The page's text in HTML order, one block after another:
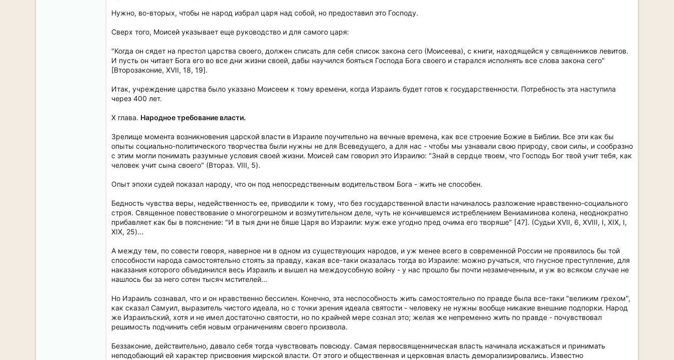
Нужно, во-вторых, чтобы не народ избрал царя над собой, но предоставил это Господу.
Сверх того, Моисей указывает еще руководство и для самого царя:
"Когда он сядет на престол царства своего, должен списать для себя список закона сего (Моисеева), с книги, находящейся у священников левитов.
И пусть он читает Бога его во все дни жизни своей, дабы научился бояться Господа Бога своего и старался исполнять все слова закона сего"
[Второзаконие, ХVII, 18, 19].
Итак, учреждение царства было указано Моисеем к тому времени, когда Израиль будет готов к государственности. Потребность эта наступила
через 400 лет.
X глава. Народное требование власти.
Зрелище момента возникновения царской власти в Израиле поучительно на вечные времена, как все строение Божие в Библии. Все эти как бы
опыты социально-политического творчества были нужны не для Всеведущего, а для нас - чтобы мы узнавали свою природу, свои силы, и сообразно
с этим могли понимать разумные условия своей жизни. Моисей сам говорил это Израилю: "Знай в сердце твоем, что Господь Бог твой учит тебя, как
человек учит сына своего" (Втораз. VIII, 5).
Опыт эпохи судей показал народу, что он под непосредственным водительством Бога - жить не способен.
Бедность чувства веры, недейственность ее, приводили к тому, что без государственной власти начиналось разложение нравственно-социального
строя. Священное повествование о многогрешном и возмутительном деле, чуть не кончившемся истреблением Вениаминова колена, неоднократно
прибавляет как бы в пояснение: "И в тыя дни не бяше Царя во Израили: муж еже угодно пред очима его творяше" [47]. (Судьи XVII, 6, XVIII, I, XIX, I,
XIX, 25)...
А между тем, по совести говоря, наверное ни в одном из существующих народов, и уж менее всего в современной России не проявилось бы той
способности народа самостоятельно стоять за правду, какая все-таки оказалась тогда во Израиле: можно ручаться, что гнусное преступление, для
наказания которого объединился весь Израиль и вышел на междоусобную войну - у нас прошло бы почти незамеченным, и уж во всяком случае не
нашлось бы за него сотен тысяч мстителей...
Но Израиль сознавал, что и он нравственно бессилен. Конечно, эта неспособность жить самостоятельно по правде была все-таки "великим грехом",
как сказал Самуил, выразитель чистого идеала, но с точки зрения идеала святости - человеку не нужны вообще никакие внешние подпорки. Народ
же Израильский, хотя и не имел достаточно святости, но по крайней мере сознал это; желая же непременно жить по правде - почувствовал
решимость подчинить себя новым ограничениям своего произвола.
Беззаконие, действительно, давало себя тогда чувствовать повсюду. Самая первосвященническая власть начинала искажаться и принимать
неподобающий ей характер присвоения мирской власти. От этого и общественная и церковная власть деморализировались. Известно